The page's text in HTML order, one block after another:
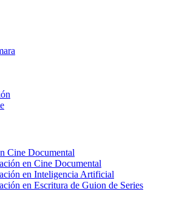
Cine Documental
en Cine Documental
en Inteligencia Artificial
en Escritura de Guion de Series